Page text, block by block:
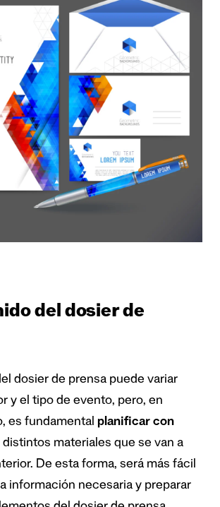
del dosier de
dosier de prensa puede variar
y el tipo de evento, pero, en
es fundamental planificar con
distintos materiales que se van a
De esta forma, será más fácil
información necesaria y preparar